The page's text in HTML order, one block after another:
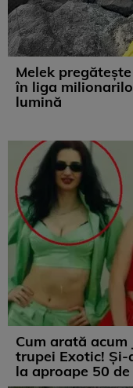
Melek
în liga
lumină
Cum arată
trupei Exotic!
la aproape 50